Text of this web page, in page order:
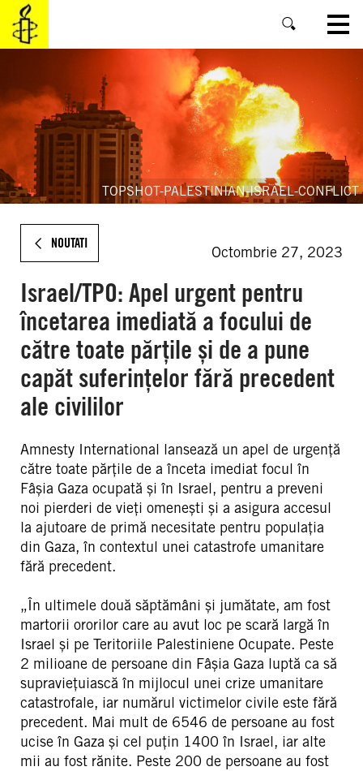
SKIP
MAIN
CONTENT
TOPSHOT-PALESTINIAN-ISRAEL-CONFLICT
NOUTATI
Octombrie 27, 2023
Israel/TPO: Apel urgent pentru
încetarea imediată a focului de
către toate părțile și de a pune
capăt suferințelor fără precedent
ale civililor
Amnesty International lansează un apel de urgență
către toate părțile de a înceta imediat focul în
Fâșia Gaza ocupată și în Israel, pentru a preveni
noi pierderi de vieți omenești și a asigura accesul
la ajutoare de primă necesitate pentru populația
din Gaza, în contextul unei catastrofe umanitare
fără precedent.
„În ultimele două săptămâni și jumătate, am fost
martorii ororilor care au avut loc pe scară largă în
Israel și pe Teritoriile Palestiniene Ocupate. Peste
2 milioane de persoane din Fâșia Gaza luptă ca să
supraviețuiască în mijlocul unei crize umanitare
catastrofale, iar numărul victimelor civile este fără
precedent. Mai mult de 6546 de persoane au fost
ucise în Gaza și cel puțin 1400 în Israel, iar alte
mii au fost rănite. Peste 200 de persoane au fost